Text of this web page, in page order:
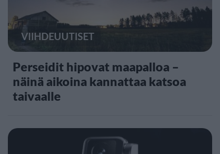
VIIHDEUUTISET
Perseidit hipovat maapalloa –
näinä aikoina kannattaa katsoa
taivaalle